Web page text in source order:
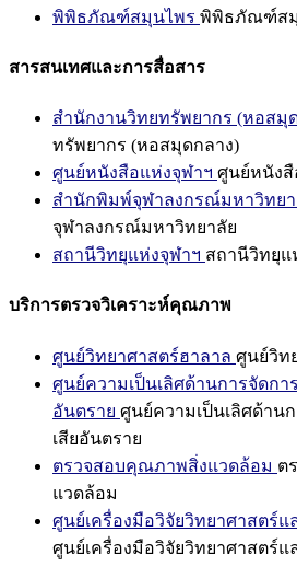
พิพิธภัณฑ์สมุนไพร พิพิธภัณฑ์ส
สารสนเทศและการสื่อสาร
สำนักงานวิทยทรัพยากร (หอสมุ
ทรัพยากร (หอสมุดกลาง)
ศูนย์หนังสือแห่งจุฬาฯ ศูนย์หนังสื
สำนักพิมพ์จุฬาลงกรณ์มหาวิทยา
จุฬาลงกรณ์มหาวิทยาลัย
สถานีวิทยุแห่งจุฬาฯ สถานีวิทยุแ
บริการตรวจวิเคราะห์คุณภาพ
ศูนย์วิทยาศาสตร์ฮาลาล ศูนย์วิท
ศูนย์ความเป็นเลิศด้านการจัดกา
อันตราย ศูนย์ความเป็นเลิศด้าน
เสียอันตราย
ตรวจสอบคุณภาพสิ่งแวดล้อม ต
แวดล้อม
ศูนย์เครื่องมือวิจัยวิทยาศาสตร์แ
ศูนย์เครื่องมือวิจัยวิทยาศาสตร์แ